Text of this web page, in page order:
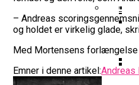
Klumme
– Andreas
og holdet er virkelig glade,
Med Mortensens forlængelse
Emner i denne artikel:Andreas